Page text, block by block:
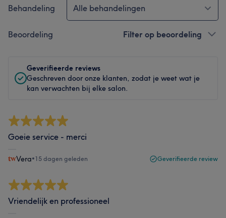
Behandeling Alle behandelingen
Beoordeling Filter op beoordeling
Geverifieerde reviews
Geschreven door onze klanten, zodat je weet wat je
kan verwachten bij elke salon.
Goeie service - merci
Vera•15 dagen geleden Geverifieerde review
Vriendelijk en professioneel